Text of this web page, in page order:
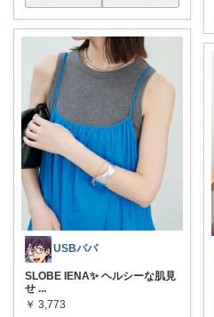
USBパパ
SLOBE IENA✨ ヘルシーな肌見
せ ...
￥ 3,773